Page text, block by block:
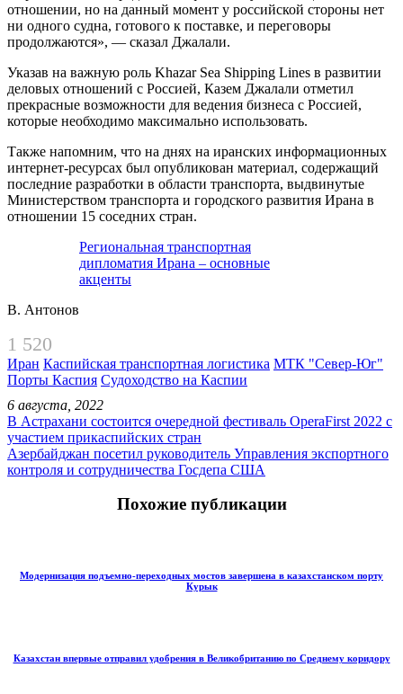
отношении, но на данный момент у российской стороны нет
ни одного судна, готового к поставке, и переговоры
продолжаются», — сказал Джалали.
Указав на важную роль Khazar Sea Shipping Lines в развитии
деловых отношений с Россией, Казем Джалали отметил
прекрасные возможности для ведения бизнеса с Россией,
которые необходимо максимально использовать.
Также напомним, что на днях на иранских информационных
интернет-ресурсах был опубликован материал, содержащий
последние разработки в области транспорта, выдвинутые
Министерством транспорта и городского развития Ирана в
отношении 15 соседних стран.
Региональная транспортная
дипломатия Ирана – основные
акценты
В. Антонов
1 520
Иран Каспийская транспортная логистика МТК "Север-Юг"
Порты Каспия Судоходство на Каспии
6 августа, 2022
В Астрахани состоится очередной фестиваль OperaFirst 2022 с
участием прикаспийских стран
Азербайджан посетил руководитель Управления экспортного
контроля и сотрудничества Госдепа США
Похожие публикации
Модернизация подъемно-переходных мостов завершена в казахстанском порту
Курык
Казахстан впервые отправил удобрения в Великобританию по Среднему коридору